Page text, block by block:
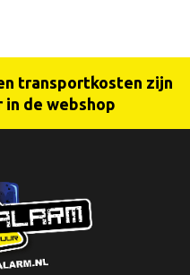
transportkosten zijn
de webshop